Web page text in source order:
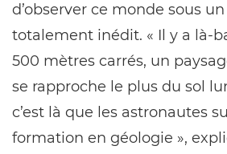
d’observer ce monde sous
totalement inédit. « Il y a là-
500 mètres carrés, un
se rapproche le plus du sol
c’est là que les astronautes
formation en géologie »,